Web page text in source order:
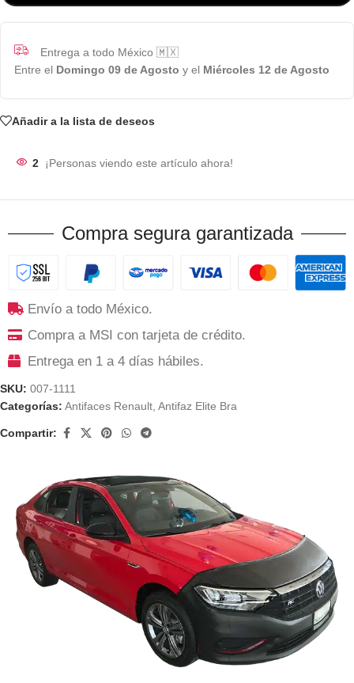
Entrega a todo México 🇲🇽
Entre el Domingo 09 de Agosto y el Miércoles 12 de Agosto
Añadir a la lista de deseos
2 ¡Personas viendo este artículo ahora!
Compra segura garantizada
Envío a todo México.
Compra a MSI con tarjeta de crédito.
Entrega en 1 a 4 días hábiles.
SKU: 007-1111
Categorías: Antifaces Renault Antifaz Elite Bra
Compartir: